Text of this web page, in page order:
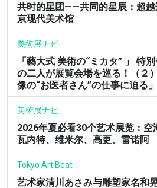
共时的星团——共同的星辰：超越
京现代美术馆
美術展ナビ
「藝大式 美術の“ミカタ” 」 特
の二人が展覧会場を巡る！（２
像の“お医者さん”の仕事に迫る」
美術展ナビ
2026年夏必看30个艺术展览：空
瓦内特、维米尔、高更、雷诺阿
Tokyo Art Beat
艺术家清川あさみ与雕塑家名和